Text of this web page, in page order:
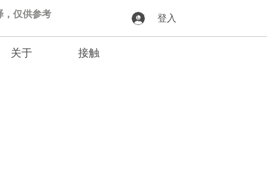
关于 接触
登入
，仅供参考